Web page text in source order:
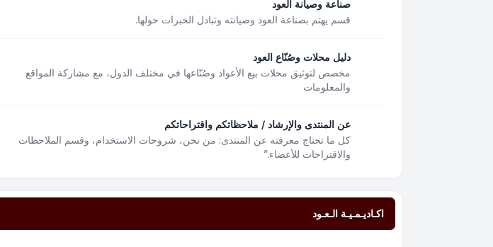
صناعة وصيانة العود
قسم يهتم بصناعة العود وصيانته وتبادل الخبرات حولها.
دليل محلات وصُنّاع العود
مخصص لتوثيق محلات بيع الأعواد وصُنّاعها في مختلف الدول، مع مشاركة المواقع
والمعلومات
عن المنتدى والإرشاد / ملاحظاتكم واقتراحاتكم
كل ما تحتاج معرفته عن المنتدى: من نحن، شروحات الاستخدام، وقسم الملاحظات
والاقتراحات للأعضاء.”
اكـاديـمـيـة الـعـود